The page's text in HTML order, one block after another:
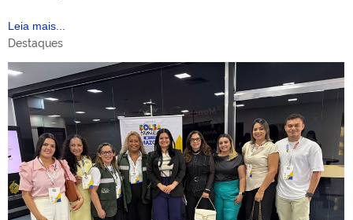
Leia mais...
Destaques